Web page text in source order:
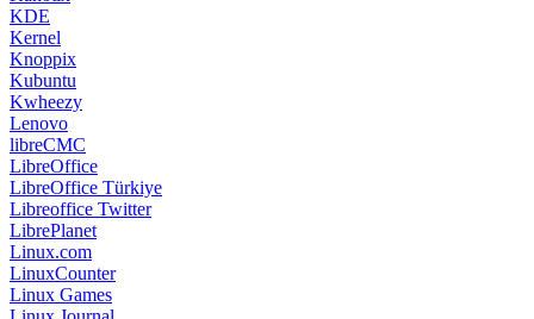
LibreOffice Türkiye
Libreoffice Twitter
LibrePlanet
Linux.com
LinuxCounter
Linux Games
Linux Journal
Linux Lite
Linux Links
Linux Magazine
Linux Mint
Linux Today
LKD
Logitech
Lubuntu